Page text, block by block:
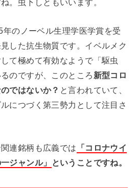
。 虫下しともいいます。
のノーベル生理学医学賞を受
した抗生物質です。イベルメク
て極めて有効なようで「駆虫
のですが、このところ 新型コロ
ではないか？ と言われていて、
につづく第三勢力として注目さ
連銘柄も広義では 「コロナウイ
ジャンル」
ということですね。